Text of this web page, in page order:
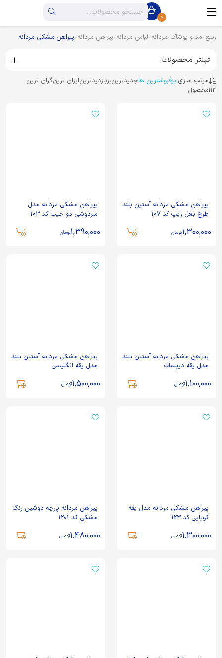
0
ربیع مد و پوشاک مردانه لباس مردانه پیراهن مردانه پیراهن مشکی مردانه
فیلتر محصولات
مرتب سازی:پرفروشترین هاجدیدترینپربازدیدترینارزان ترینگران ترین
113محصول
پیراهن مشکی مردانه آستین بلند
طرح بغل زیپ کد 107
1,300,000تومان
پیراهن مشکی مردانه مدل
سردوشی دو جیب کد 103
1,390,000تومان
پیراهن مشکی مردانه آستین بلند
مدل یقه دیپلمات
1,100,000تومان
پیراهن مشکی مردانه آستین بلند
مدل یقه انگلیسی
1,500,000تومان
پیراهن مشکی مردانه مدل یقه
کوبایی کد 123
1,300,000تومان
پیراهن مردانه پارچه دوشین رنگ
مشکی کد 1201
1,480,000تومان